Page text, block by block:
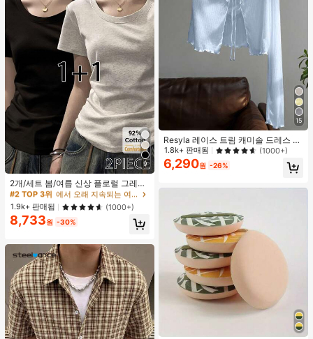
9
2개/세트 봄/여름 신상 플로럴 그레이
+ 블랙 반팔 티셔츠, 여성 슬림핏 솔리
드 컬러 언더셔츠 캐주얼
#2 TOP 3위
에서 오래 지속되는 여성 상의, 블라우스 & 티
높은 재방문 고객
#2 TOP 3위
에서 오래 지속되는 여성 상의, 블라우스 & 티
높은 재방문 고객
#2 TOP 3위
에서 오래 지속되는 여성 상의, 블라우스 & 티
높은 재방문 고객
#2 TOP 3위
에서 오래 지속되는 여성 상의, 블라우스 & 티
1.9k+ 판매됨 (1000+)
8,733원 -30%
15
Resyla 레이스 트림 캐미솔 드레스 커
버업, 긴팔 니트 숄 경량 여름 자외선
차단 여성용 상의
1.8k+ 판매됨 (1000+)
6,290원 -26%